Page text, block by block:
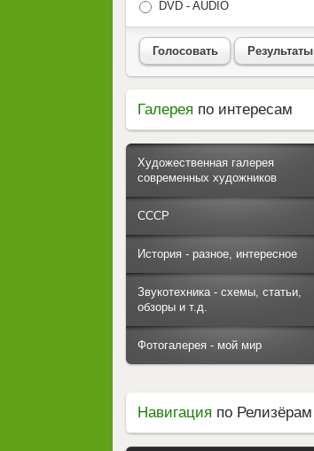
DVD - AUDIO
Голосовать Результаты
Галерея по интересам
Художественная галерея
современных художников
СССР
История - разное, интересное
Звукотехника - схемы, статьи,
обзоры и т.д.
Фотогалерея - мой мир
Навигация по Релизёрам